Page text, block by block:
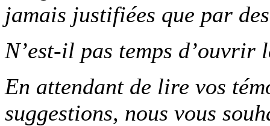
jamais justifiées que par
N’est-il pas temps d’ouvrir
En attendant de lire vos
suggestions, nous vous